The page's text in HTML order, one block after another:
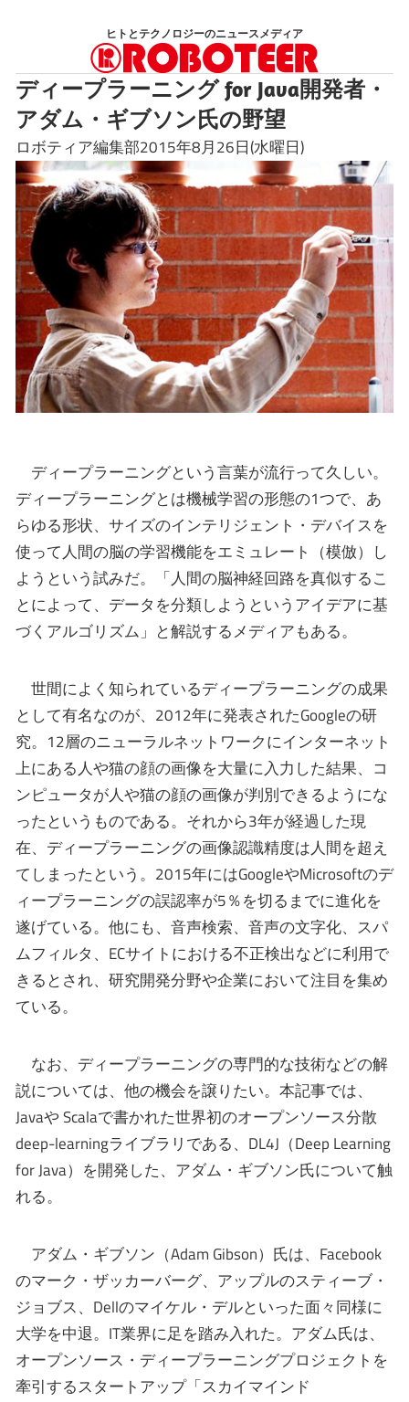
ン
ツ
へ
ス
キ
ッ
プ
ヒトとテクノロジーのニュースメディア
ディープラーニング for Java開発者・
アダム・ギブソン氏の野望
ロボティア編集部2015年8月26日(水曜日)
ディープラーニングという言葉が流行って久しい。
ディープラーニングとは機械学習の形態の1つで、あ
らゆる形状、サイズのインテリジェント・デバイスを
使って人間の脳の学習機能をエミュレート（模倣）し
ようという試みだ。「人間の脳神経回路を真似するこ
とによって、データを分類しようというアイデアに基
づくアルゴリズム」と解説するメディアもある。
世間によく知られているディープラーニングの成果
として有名なのが、2012年に発表されたGoogleの研
究。12層のニューラルネットワークにインターネット
上にある人や猫の顔の画像を大量に入力した結果、コ
ンピュータが人や猫の顔の画像が判別できるようにな
ったというものである。それから3年が経過した現
在、ディープラーニングの画像認識精度は人間を超え
てしまったという。2015年にはGoogleやMicrosoftのデ
ィープラーニングの誤認率が5％を切るまでに進化を
遂げている。他にも、音声検索、音声の文字化、スパ
ムフィルタ、ECサイトにおける不正検出などに利用で
きるとされ、研究開発分野や企業において注目を集め
ている。
なお、ディープラーニングの専門的な技術などの解
説については、他の機会を譲りたい。本記事では、
Javaや Scalaで書かれた世界初のオープンソース分散
deep-learningライブラリである、DL4J（Deep Learning
for Java）を開発した、アダム・ギブソン氏について触
れる。
アダム・ギブソン（Adam Gibson）氏は、Facebook
のマーク・ザッカーバーグ、アップルのスティーブ・
ジョブス、Dellのマイケル・デルといった面々同様に
大学を中退。IT業界に足を踏み入れた。アダム氏は、
オープンソース・ディープラーニングプロジェクトを
牽引するスタートアップ「スカイマインド